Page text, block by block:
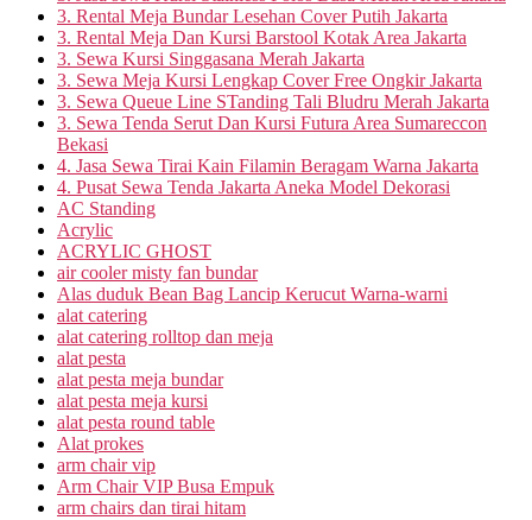
3. Rental Meja Bundar Lesehan Cover Putih Jakarta
3. Rental Meja Dan Kursi Barstool Kotak Area Jakarta
3. Sewa Kursi Singgasana Merah Jakarta
3. Sewa Meja Kursi Lengkap Cover Free Ongkir Jakarta
3. Sewa Queue Line STanding Tali Bludru Merah Jakarta
3. Sewa Tenda Serut Dan Kursi Futura Area Sumareccon
Bekasi
4. Jasa Sewa Tirai Kain Filamin Beragam Warna Jakarta
4. Pusat Sewa Tenda Jakarta Aneka Model Dekorasi
AC Standing
Acrylic
ACRYLIC GHOST
air cooler misty fan bundar
Alas duduk Bean Bag Lancip Kerucut Warna-warni
alat catering
alat catering rolltop dan meja
alat pesta
alat pesta meja bundar
alat pesta meja kursi
alat pesta round table
Alat prokes
arm chair vip
Arm Chair VIP Busa Empuk
arm chairs dan tirai hitam